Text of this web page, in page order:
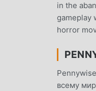
in the
gameplay
horror
всему